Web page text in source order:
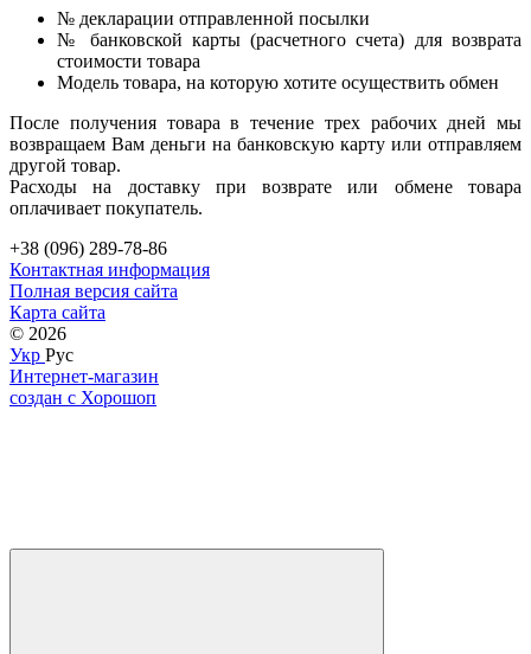
№ декларации отправленной посылки
№ банковской карты (расчетного счета) для возврата
стоимости товара
Модель товара, на которую хотите осуществить обмен
После получения товара в течение трех рабочих дней мы
возвращаем Вам деньги на банковскую карту или отправляем
другой товар.
Расходы на доставку при возврате или обмене товара
оплачивает покупатель.
+38 (096) 289-78-86
Контактная информация
Полная версия сайта
Карта сайта
© 2026
Укр Рус
Интернет-магазин
создан с Хорошоп